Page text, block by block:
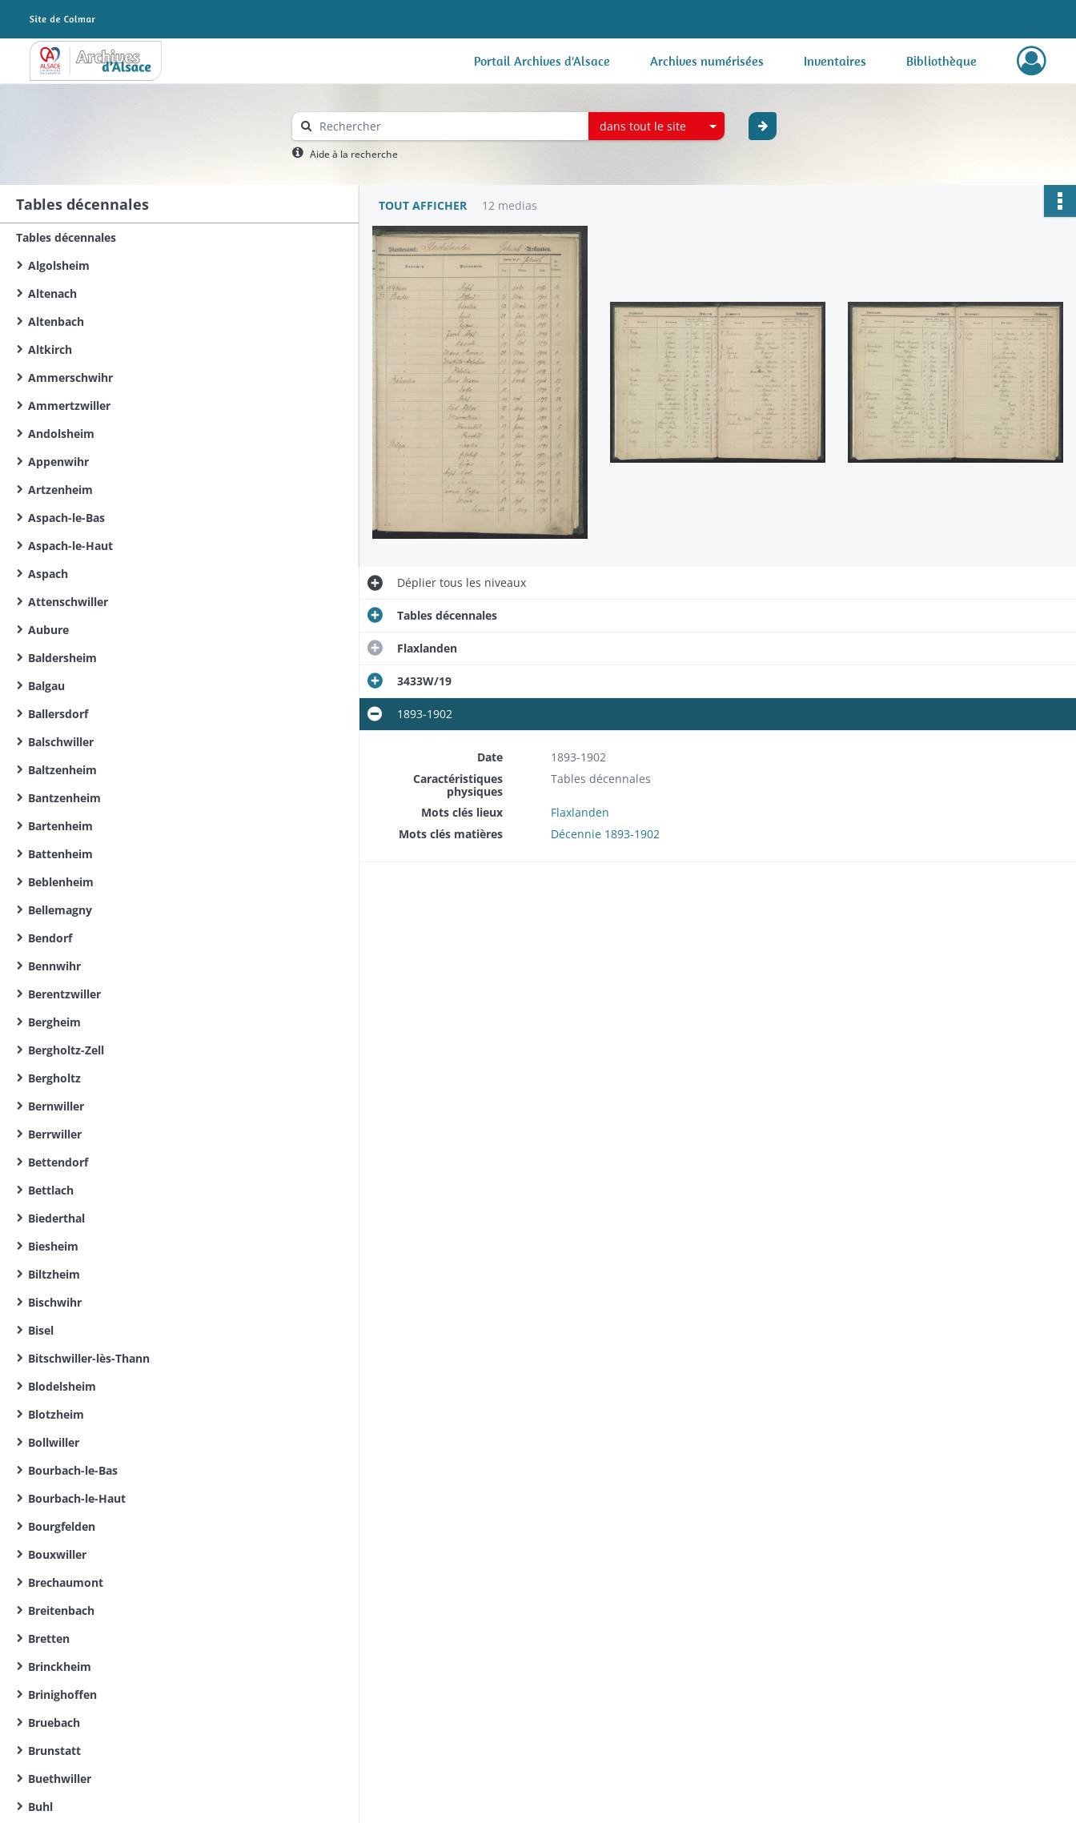
Archives Alsace - Colmar Portail Archives d'Alsace Archives numérisées Inventaires Bibliothèque
dans tout le site
Aide à la recherche
Tables décennales
Tables décennales
Algolsheim
Altenach
Altenbach
Altkirch
Ammerschwihr
Ammertzwiller
Andolsheim
Appenwihr
Artzenheim
Aspach-le-Bas
Aspach-le-Haut
Aspach
Attenschwiller
Aubure
Baldersheim
Balgau
Ballersdorf
Balschwiller
Baltzenheim
Bantzenheim
Bartenheim
Battenheim
Beblenheim
Bellemagny
Bendorf
Bennwihr
Berentzwiller
Bergheim
Bergholtz-Zell
Bergholtz
Bernwiller
Berrwiller
Bettendorf
Bettlach
Biederthal
Biesheim
Biltzheim
Bischwihr
Bisel
Bitschwiller-lès-Thann
Blodelsheim
Blotzheim
Bollwiller
Bourbach-le-Bas
Bourbach-le-Haut
Bourgfelden
Bouxwiller
Brechaumont
Breitenbach
Bretten
Brinckheim
Brinighoffen
Bruebach
Brunstatt
Buethwiller
Buhl
TOUT AFFICHER 12 medias
Dépliertous les niveaux
Tables décennales
Flaxlanden
3433W/19
1893-1902
Date
1893-1902
Caractéristiques
physiques
Tables décennales
Mots clés lieux
Flaxlanden
Mots clés matières
Décennie 1893-1902